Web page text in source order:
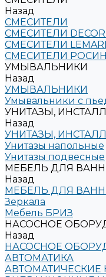
Назад
СМЕСИТЕЛИ
СМЕСИТЕЛИ
СМЕСИТЕЛИ
СМЕСИТЕЛИ
УМЫВАЛЬНИКИ
Назад
УМЫВАЛЬНИКИ
Умывальники с
УНИТАЗЫ,
Назад
УНИТАЗЫ,
Унитазы напольные
Унитазы подвесные
МЕБЕЛЬ ДЛЯ
Назад
МЕБЕЛЬ ДЛЯ
Зеркала
Мебель БРИЗ
НАСОСНОЕ
Назад
НАСОСНОЕ
АВТОМАТИКА
АВТОМАТИЧЕСКИЕ